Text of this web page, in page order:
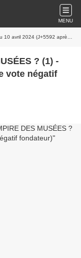
MENU
après le vote négatif fondateur)
? (1) -
vote négatif